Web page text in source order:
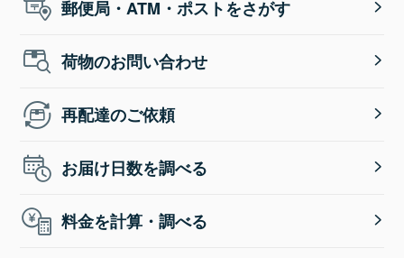
郵便局・ATM・ポストをさがす
荷物のお問い合わせ
再配達のご依頼
お届け日数を調べる
料金を計算・調べる